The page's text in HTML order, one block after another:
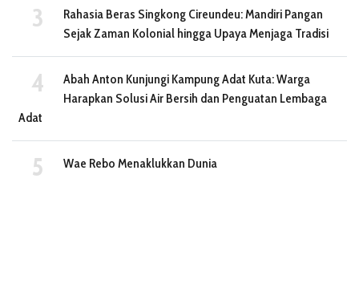
Rahasia Beras Singkong Cireundeu: Mandiri Pangan
Sejak Zaman Kolonial hingga Upaya Menjaga Tradisi
Abah Anton Kunjungi Kampung Adat Kuta: Warga
Harapkan Solusi Air Bersih dan Penguatan Lembaga
Adat
Wae Rebo Menaklukkan Dunia